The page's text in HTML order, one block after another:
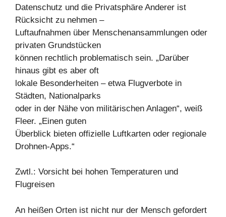
Datenschutz und die Privatsphäre Anderer ist
Rücksicht zu nehmen –
Luftaufnahmen über Menschenansammlungen oder
privaten Grundstücken
können rechtlich problematisch sein. „Darüber
hinaus gibt es aber oft
lokale Besonderheiten – etwa Flugverbote in
Städten, Nationalparks
oder in der Nähe von militärischen Anlagen“, weiß
Fleer. „Einen guten
Überblick bieten offizielle Luftkarten oder regionale
Drohnen-Apps.“
Zwtl.: Vorsicht bei hohen Temperaturen und
Flugreisen
An heißen Orten ist nicht nur der Mensch gefordert